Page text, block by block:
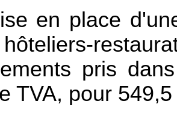
en place
pris
TVA, pour